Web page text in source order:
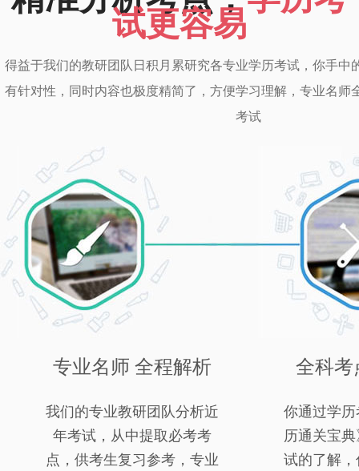
试更容易
得益于我们的教研团队日积月累研究各专业学历考试，你手中
有针对性，同时内容也极度精简了，方便学习理解，专业名师
考试
专业名师 全程解析
我们的专业教研团队分析近
年考试，从中提取必考考
点，供考生复习参考，专业
全科考
你通过学
历通关宝
试的了解